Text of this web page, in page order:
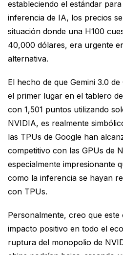
estableciendo el estándar
inferencia de IA, los precios
situación donde una H100
40,000 dólares, era urgente
alternativa.
El hecho de que Gemini 3.0
el primer lugar en el tablero
con 1,501 puntos utilizando
NVIDIA, es realmente
las TPUs de Google han
competitivo con las GPUs de
especialmente impresionante
como la inferencia se hayan
con TPUs.
Personalmente, creo que
impacto positivo en todo el
ruptura del monopolio de